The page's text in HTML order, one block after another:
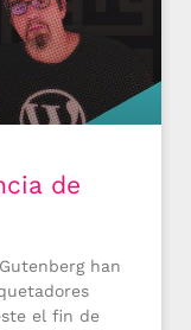
de
han
el fin de